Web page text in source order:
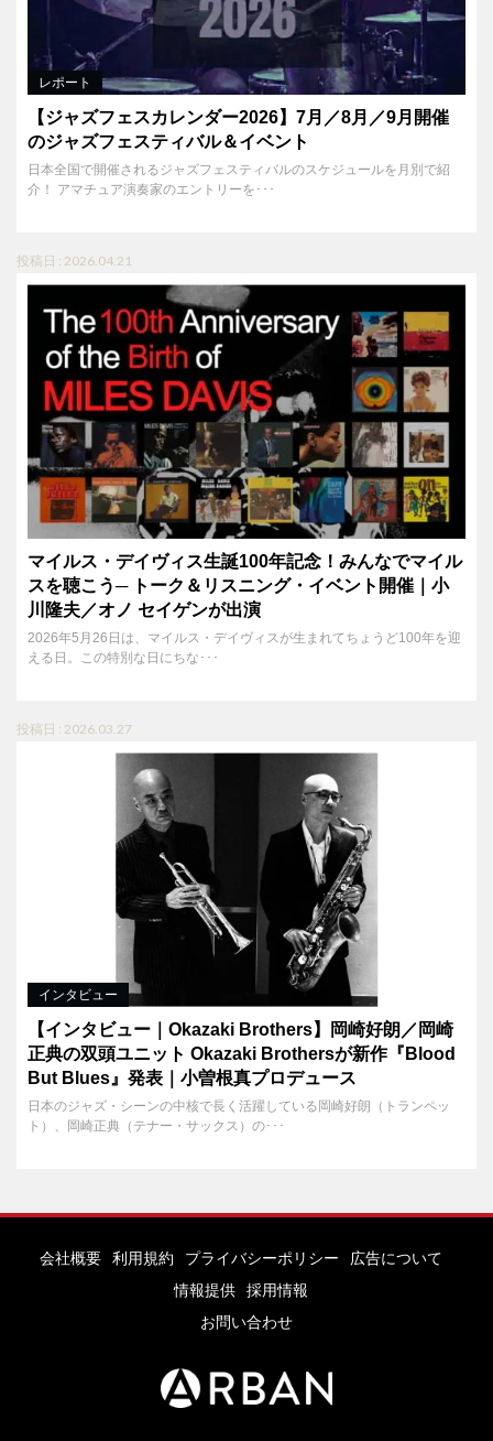
レポート
【ジャズフェスカレンダー2026】7月／8月／9月開催
のジャズフェスティバル＆イベント
日本全国で開催されるジャズフェスティバルのスケジュールを月別で紹
介！ アマチュア演奏家のエントリーを･･･
投稿日 : 2026.04.21
マイルス・デイヴィス生誕100年記念！みんなでマイル
スを聴こう─ トーク＆リスニング・イベント開催｜小
川隆夫／オノ セイゲンが出演
2026年5月26日は、マイルス・デイヴィスが生まれてちょうど100年を迎
える日。この特別な日にちな･･･
投稿日 : 2026.03.27
インタビュー
【インタビュー｜Okazaki Brothers】岡崎好朗／岡崎
正典の双頭ユニット Okazaki Brothersが新作『Blood
But Blues』発表｜小曽根真プロデュース
日本のジャズ・シーンの中核で長く活躍している岡崎好朗（トランペッ
ト）、岡崎正典（テナー・サックス）の･･･
会社概要 利用規約 プライバシーポリシー
広告について
情報提供
採用情報
お問い合わせ